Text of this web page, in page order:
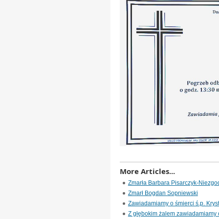
More Articles...
Zmarła Barbara Pisarczyk-
Zmarł Bogdan Sopniewski
Zawiadamiamy o śmierci ś.p.
Z głębokim żalem